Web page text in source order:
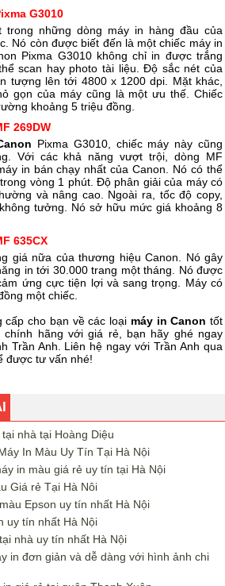
G3010
những dòng máy in hàng đầu của
Nó còn được biết đến là một chiếc máy in
Pixma G3010 không chỉ in được trắng
scan hay photo tài liệu. Độ sắc nét của
tượng lên tới 4800 x 1200 dpi. Mặt khác,
gọn của máy cũng là một ưu thế. Chiếc
khoảng 5 triệu đồng.
269DW
Pixma G3010, chiếc máy này cũng
Với các khả năng vượt trội, dòng MF
in bán chạy nhất của Canon. Nó có thể
vòng 1 phút. Độ phân giải của máy có
và nâng cao. Ngoài ra, tốc độ copy,
tưởng. Nó sở hữu mức giá khoảng 8
635CX
giá nữa của thương hiệu Canon. Nó gây
in tới 30.000 trang một tháng. Nó được
ứng cực tiện lợi và sang trọng. Máy có
một chiếc.
cấp cho bạn về các loại máy in Canon tốt
hãng với giá rẻ, bạn hãy ghé ngay
Trần Anh. Liên hệ ngay với Trần Anh qua
được tư vấn nhé!
nhà tại Hoàng Diệu
In Màu Uy Tín Tại Hà Nội
in màu giá rẻ uy tín tại Hà Nội
Giá rẻ Tại Hà Nôi
Epson uy tín nhất Hà Nội
uy tín nhất Hà Nội
nhà uy tín nhất Hà Nội
in đơn giản và dễ dàng với hình ảnh chi